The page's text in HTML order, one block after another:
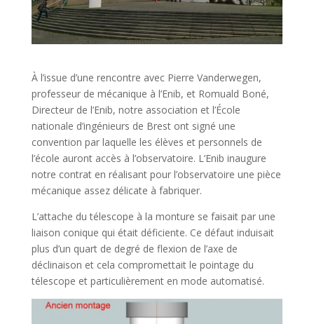
À l’issue d’une rencontre avec Pierre Vanderwegen,
professeur de mécanique à l’Enib, et Romuald Boné,
Directeur de l’Enib, notre association et l’École
nationale d’ingénieurs de Brest ont signé une
convention par laquelle les élèves et personnels de
l’école auront accès à l’observatoire. L’Enib inaugure
notre contrat en réalisant pour l’observatoire une pièce
mécanique assez délicate à fabriquer.
L’attache du télescope à la monture se faisait par une
liaison conique qui était déficiente. Ce défaut induisait
plus d’un quart de degré de flexion de l’axe de
déclinaison et cela compromettait le pointage du
télescope et particulièrement en mode automatisé.